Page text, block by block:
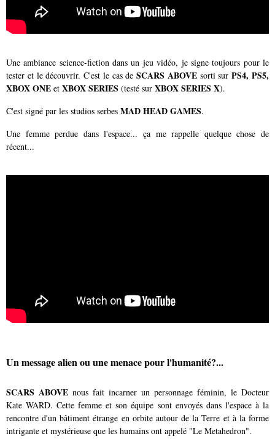
Une ambiance science-fiction dans un jeu vidéo, je signe toujours pour le
tester et le découvrir. C'est le cas deSCARS ABOVEsorti surPS4, PS5,
XBOX ONE et XBOX SERIES (testé sur XBOX SERIES X).
C'est signé par les studios serbes MAD HEAD GAMES.
Une femme perdue dans l'espace... ça me rappelle quelque chose de
récent...
Un message alien ou une menace pour l'humanité?...
SCARS ABOVE nous fait incarner un personnage féminin, le Docteur
Kate WARD. Cette femme et son équipe sont envoyés dans l'espace à la
rencontre d'un bâtiment étrange en orbite autour de la Terre et à la forme
intrigante et mystérieuse que les humains ont appelé "Le Metahedron".